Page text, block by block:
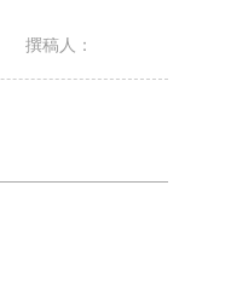
撰稿人：